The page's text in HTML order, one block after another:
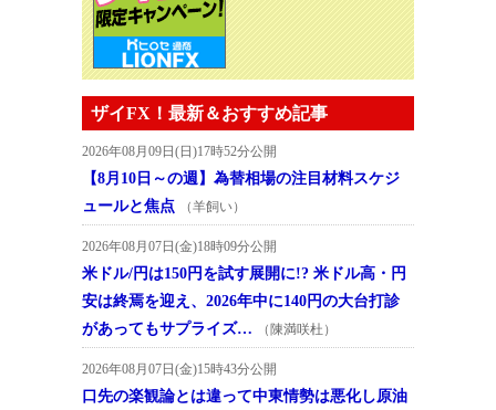
ザイFX！最新＆おすすめ記事
2026年08月09日(日)17時52分公開
【8月10日～の週】為替相場の注目材料スケジ
ュールと焦点
（羊飼い）
2026年08月07日(金)18時09分公開
米ドル/円は150円を試す展開に!? 米ドル高・円
安は終焉を迎え、2026年中に140円の大台打診
があってもサプライズ…
（陳満咲杜）
2026年08月07日(金)15時43分公開
口先の楽観論とは違って中東情勢は悪化し原油